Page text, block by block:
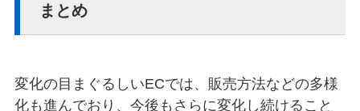
まとめ
変化の目まぐるしいECでは、販売方法などの多様
化も進んでおり、今後もさらに変化し続けること